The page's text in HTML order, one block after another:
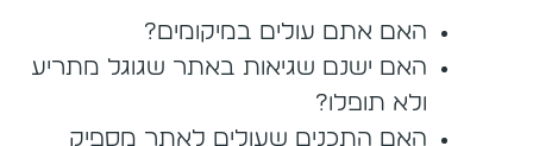
האם אתם עולים במיקומים?
האם ישנם שגיאות באתר שגוגל מתריע
ולא תופלו?
האם התכנים שעולים לאתר מספיק